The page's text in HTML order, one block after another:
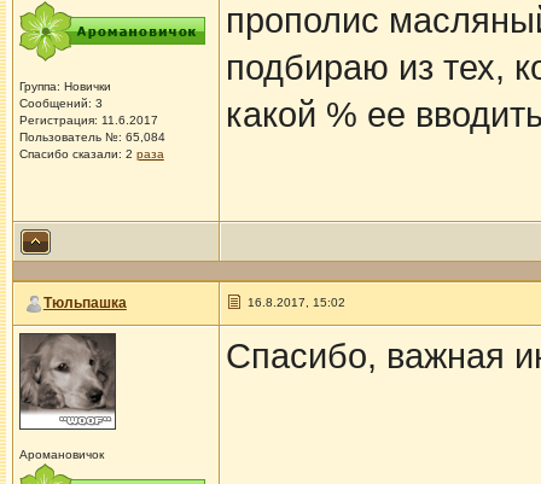
Группа: Новички
Сообщений: 3
Регистрация: 11.6.2017
Пользователь №: 65,084
Спасибо сказали: 2 раза
прополис
подбираю из тех,
какой % ее
Тюльпашка 16.8.2017, 15:02
Аромановичок
Спасибо, важная